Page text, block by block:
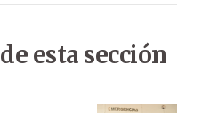
esta sección